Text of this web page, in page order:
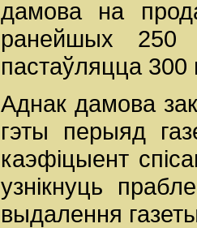
дамова на
ранейшых 250
пастаўляцца 300
Аднак дамова
гэты перыяд
каэфіцыент
узнікнуць
выдалення